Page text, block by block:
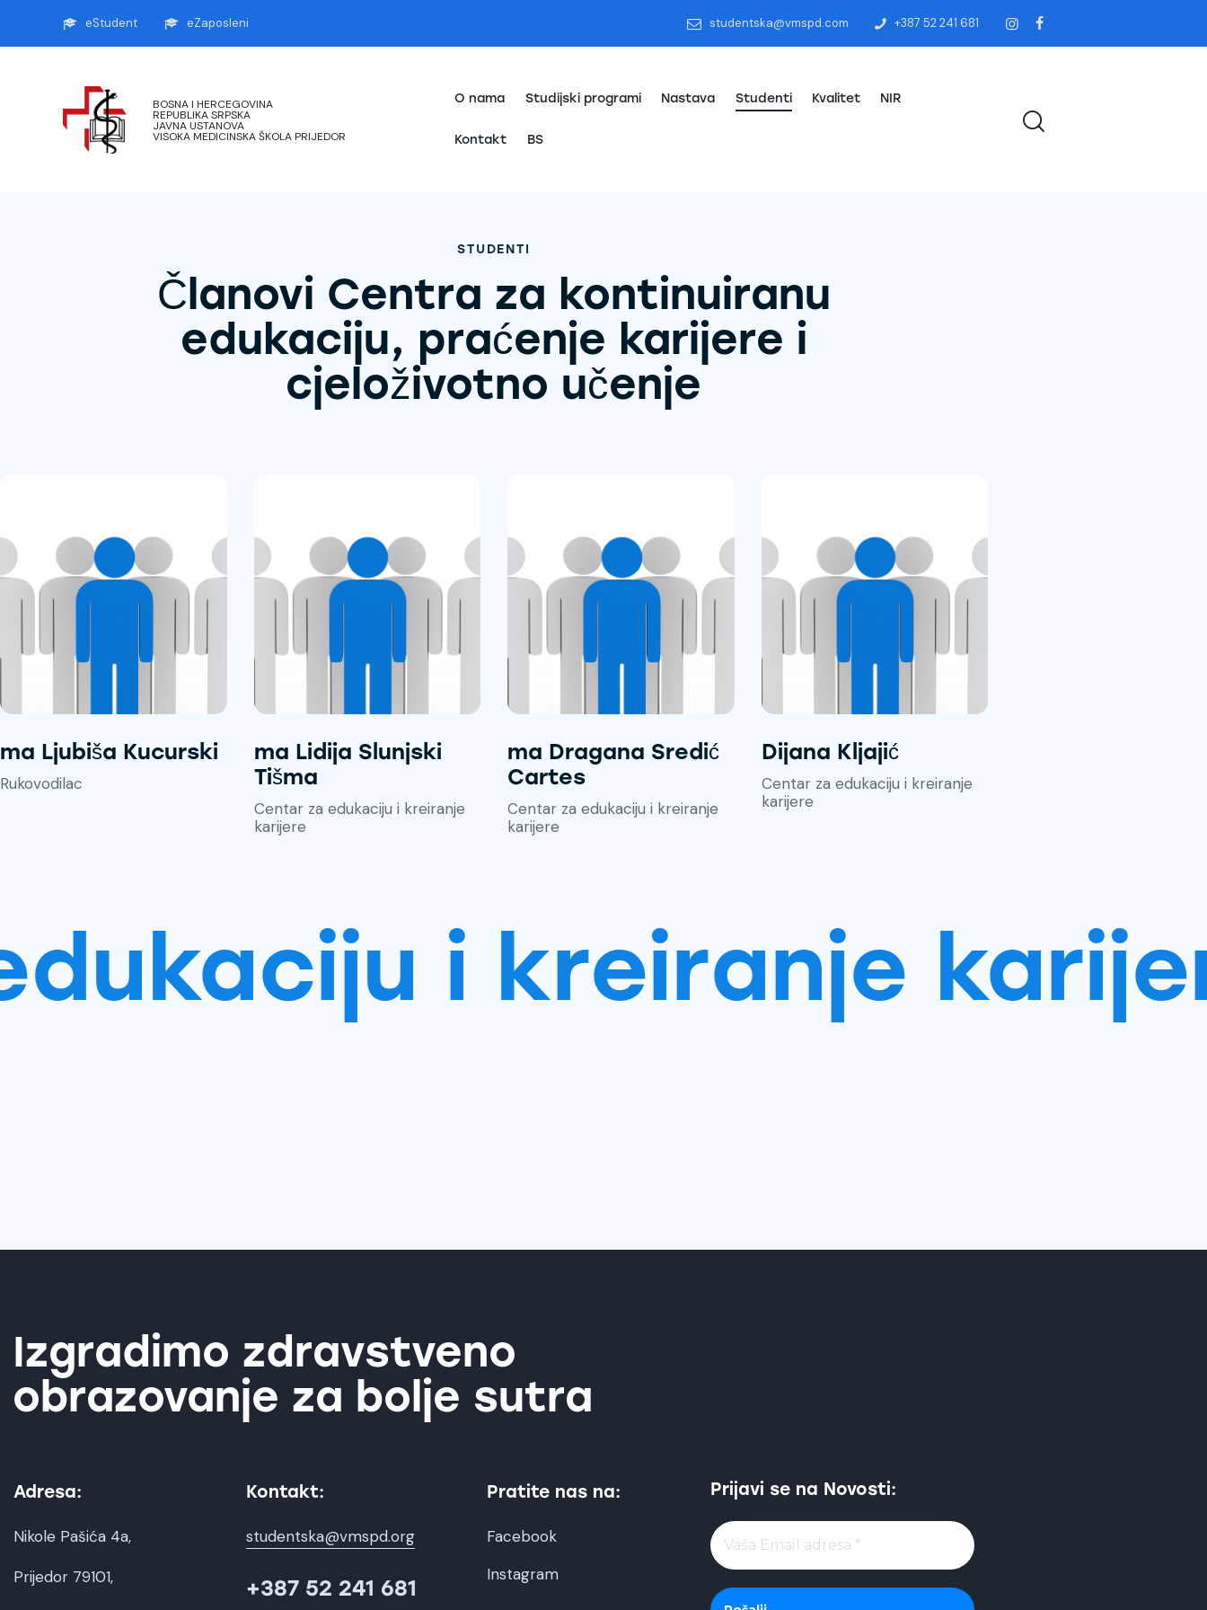
eStudent eZaposleni studentska@vmspd.com +387 52 241 681
BOSNA I HERCEGOVINA
REPUBLIKA SRPSKA
JAVNA USTANOVA
VISOKA MEDICINSKA ŠKOLA PRIJEDOR
O nama Studijski programi Nastava Studenti Kvalitet NIR
Kontakt BS
STUDENTI
Članovi Centra za kontinuiranu
edukaciju, praćenje karijere i
cjeloživotno učenje
ma Ljubiša Kucurski
Rukovodilac
ma Lidija Slunjski
Tišma
Centar za edukaciju i kreiranje
karijere
ma Dragana Sredić
Cartes
Centar za edukaciju i kreiranje
karijere
Dijana Kljajić
Centar za edukaciju i kreiranje
karijere
i kreiranje
Izgradimo zdravstveno
obrazovanje za bolje sutra
Adresa:
Nikole Pašića 4a,
Prijedor 79101,
Kontakt:
studentska@vmspd.org
+387 52 241 681
Pratite nas na:
Facebook
Instagram
Prijavi se na Novosti: